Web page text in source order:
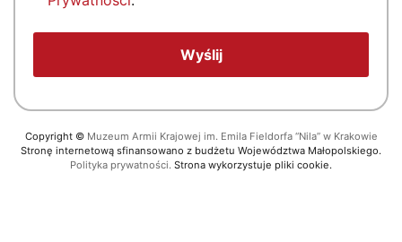
Copyright © Muzeum Armii Krajowej im. Emila Fieldorfa “Nila” w Krakowie
Stronę internetową sfinansowano z budżetu Województwa Małopolskiego.
Polityka prywatności. Strona wykorzystuje pliki cookie.